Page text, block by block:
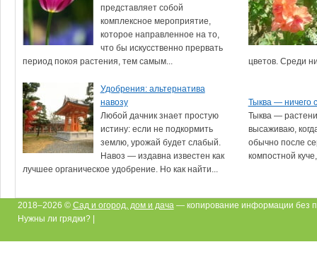
представляет собой
комплексное мероприятие,
которое направленное на то,
что бы искусственно прервать
период покоя растения, тем самым...
цветов. Среди
Удобрения: альтернатива
навозу
Любой дачник знает простую
истину: если не подкормить
землю, урожай будет слабый.
Навоз — издавна известен как
лучшее органическое удобрение. Но как найти...
Тыква — ничего
Тыква —
высаживаю,
обычно после
компостной
2018–2026 © Сад и огород, дом и дача — копирование информации без
Нужны ли грядки? |